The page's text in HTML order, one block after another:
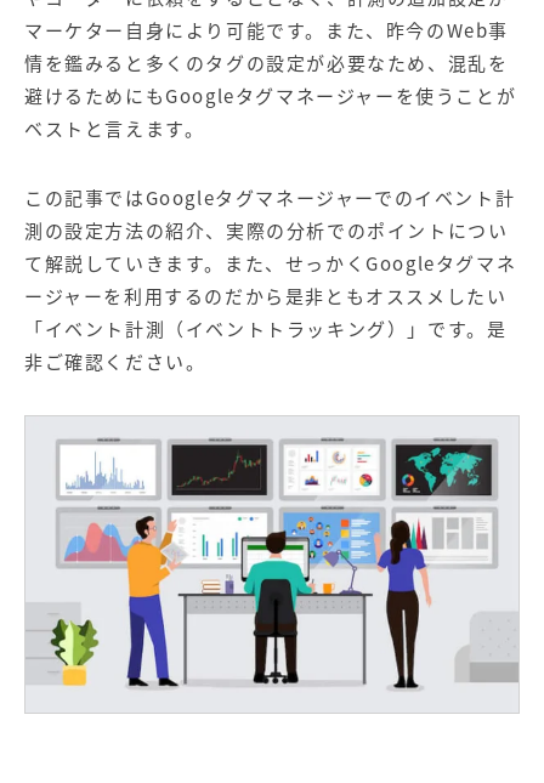
広告プロモーションの製品
【クリニック向け】新規集患
Web広告サービス
【歯科業界向け】新規集患
Web広告パッケージ
商圏ねらいうちパッケージ 求人パッケージ
Web制作の製品
WEBプラス
マーケター自身により可能です。また、昨今のWeb事
情を鑑みると多くのタグの設定が必要なため、混乱を
避けるためにもGoogleタグマネージャーを使うことが
ベストと言えます。
この記事ではGoogleタグマネージャーでのイベント計
測の設定方法の紹介、実際の分析でのポイントについ
て解説していきます。また、せっかくGoogleタグマネ
ージャーを利用するのだから是非ともオススメしたい
「イベント計測（イベントトラッキング）」です。是
非ご確認ください。